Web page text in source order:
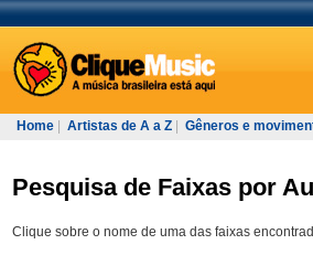
Home Artistas de A a Z Gêneros e
Pesquisa de Faixas por
Clique sobre o nome de uma das faixas